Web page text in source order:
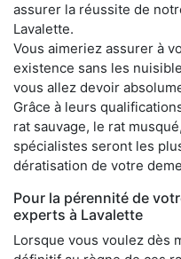
assurer la réussite de
Lavalette.
Vous aimeriez assurer à
existence sans les
vous allez devoir
Grâce à leurs
rat sauvage, le rat
spécialistes seront les
dératisation de votre
Pour la pérennité de
experts à Lavalette
Lorsque vous voulez dès